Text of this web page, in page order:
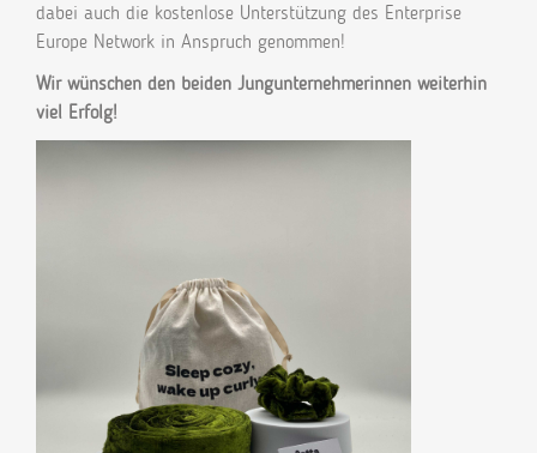
dabei auch die kostenlose Unterstützung des Enterprise
Europe Network in Anspruch genommen!
Wir wünschen den beiden Jungunternehmerinnen weiterhin
viel Erfolg!